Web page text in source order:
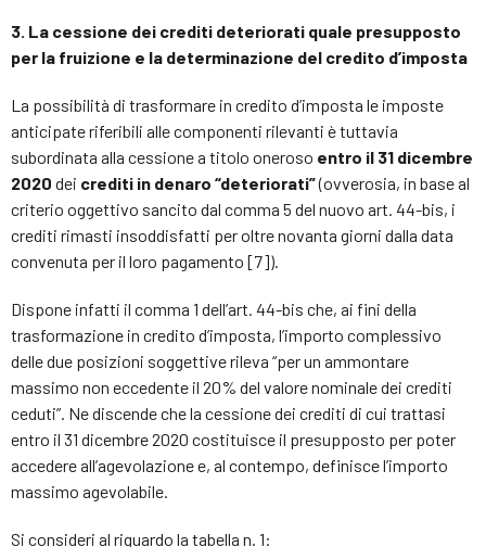
3. La cessione dei crediti deteriorati quale presupposto
per la fruizione e la determinazione del credito d’imposta
La possibilità di trasformare in credito d’imposta le imposte
anticipate riferibili alle componenti rilevanti è tuttavia
subordinata alla cessione a titolo oneroso entro il 31 dicembre
2020 dei crediti in denaro “deteriorati”(ovverosia, in base al
criterio oggettivo sancito dal comma 5 del nuovo art. 44-bis, i
crediti rimasti insoddisfatti per oltre novanta giorni dalla data
convenuta per il loro pagamento [7]).
Dispone infatti il comma 1 dell’art. 44-bis che, ai fini della
trasformazione in credito d’imposta, l’importo complessivo
delle due posizioni soggettive rileva “per un ammontare
massimo non eccedente il 20% del valore nominale dei crediti
ceduti”. Ne discende che la cessione dei crediti di cui trattasi
entro il 31 dicembre 2020 costituisce il presupposto per poter
accedere all’agevolazione e, al contempo, definisce l’importo
massimo agevolabile.
Si consideri al riguardo la tabella n. 1: